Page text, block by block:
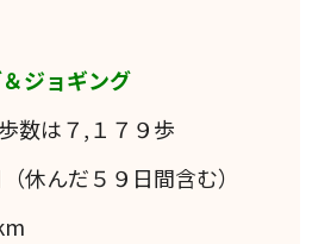
ジョギング
は７,１７９歩
休んだ５９日間含む）